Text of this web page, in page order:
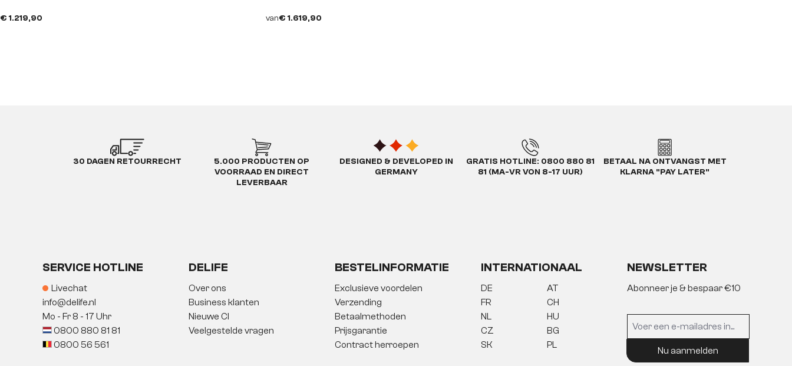
€ 1.219,90 van€ 1.619,90
30 DAGEN RETOURRECHT
5.000 PRODUCTEN OP
VOORRAAD EN DIRECT
LEVERBAAR
DESIGNED & DEVELOPED IN
GERMANY
GRATIS HOTLINE: 0800 880 81
81 (MA-VR VON 8-17 UUR)
BETAAL NA ONTVANGST MET
KLARNA "PAY LATER"
SERVICE HOTLINE
Livechat
info@delife.nl
Mo - Fr 8 - 17 Uhr
0800 880 81 81
0800 56 561
DELIFE
Over ons
Business klanten
Nieuwe CI
Veelgestelde vragen
BESTELINFORMATIE
Exclusieve voordelen
Verzending
Betaalmethoden
Prijsgarantie
Contract herroepen
INTERNATIONAAL
DE
FR
NL
CZ
SK
AT
CH
HU
BG
PL
NEWSLETTER
Abonneer je & bespaar €10
Nu aanmelden